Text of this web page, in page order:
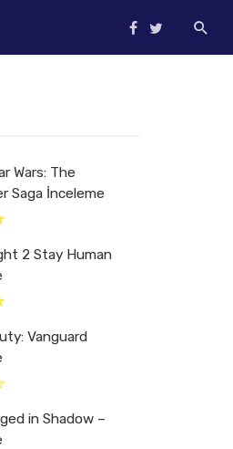
Wars: The
Saga İnceleme
2 Stay Human
Vanguard
in Shadow –